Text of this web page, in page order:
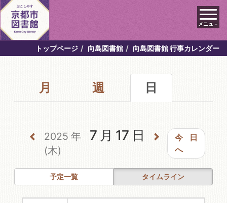
メニュ－
トップページ 向島図書館 向島図書館 行事カレンダー
月 週 日
2025年 7月17日
(木)
今日
へ
予定一覧 タイムライン
00:00
02:00
05:00
06:00
07:00